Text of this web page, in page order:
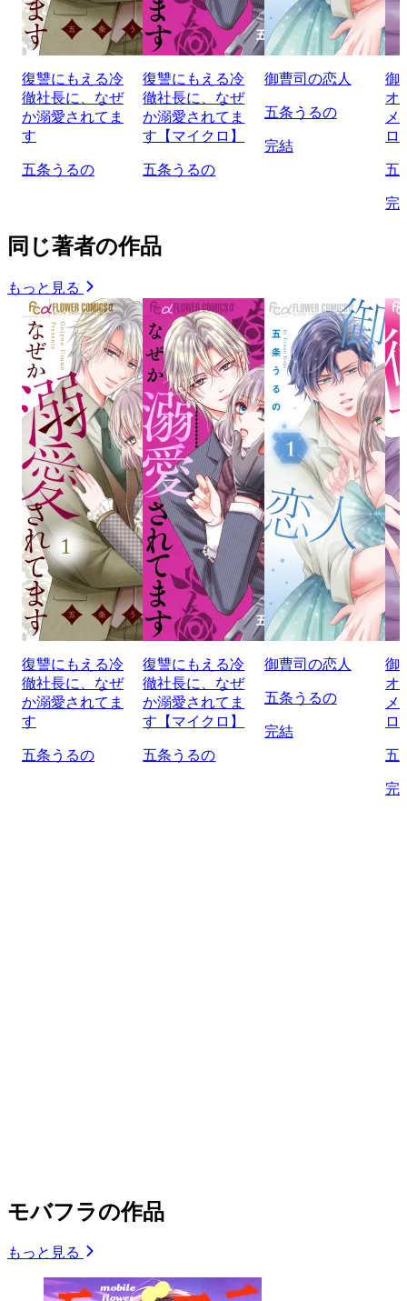
復讐にもえる冷
徹社長に、なぜ
か溺愛されてま
す
五条うるの
復讐にもえる冷
徹社長に、なぜ
か溺愛されてま
す【マイクロ】
五条うるの
御曹司の恋人
五条うるの
完結
御
オ
メ
ロ
五
完
同じ著者の作品
もっと見る
復讐にもえる冷
徹社長に、なぜ
か溺愛されてま
す
五条うるの
復讐にもえる冷
徹社長に、なぜ
か溺愛されてま
す【マイクロ】
五条うるの
御曹司の恋人
五条うるの
完結
御
オ
メ
ロ
五
完
モバフラの作品
もっと見る